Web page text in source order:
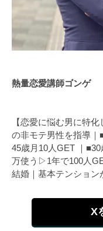
熱量恋愛講師ゴンゲ
【恋愛に悩む男に特
の非モテ男性を指導｜
45歳月10人GET ｜
万使う▷1年で100人
結婚｜基本テンション
X